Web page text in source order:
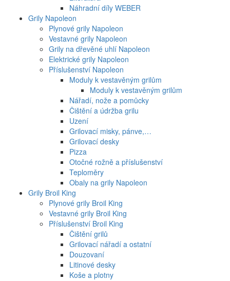
Náhradní díly WEBER
Grily Napoleon
Plynové grily Napoleon
Vestavné grily Napoleon
Grily na dřevěné uhlí Napoleon
Elektrické grily Napoleon
Příslušenství Napoleon
Moduly k vestavěným grilům
Moduly k vestavěným grilům
Nářadí, nože a pomůcky
Čištění a údržba grilu
Uzení
Grilovací misky, pánve,…
Grilovací desky
Pizza
Otočné rožně a příslušenství
Teploměry
Obaly na grily Napoleon
Grily Broil King
Plynové grily Broil King
Vestavné grily Broil King
Příslušenství Broil King
Čištění grilů
Grilovací nářadí a ostatní
Douzovaní
Litinové desky
Koše a plotny